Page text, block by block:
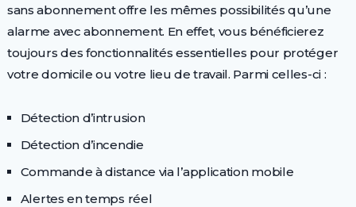
sans abonnement offre les mêmes possibilités qu’une
alarme avec abonnement. En effet, vous bénéficierez
toujours des fonctionnalités essentielles pour protéger
votre domicile ou votre lieu de travail. Parmi celles-ci :
Détection d’intrusion
Détection d’incendie
Commande à distance via l’application mobile
Alertes en temps réel